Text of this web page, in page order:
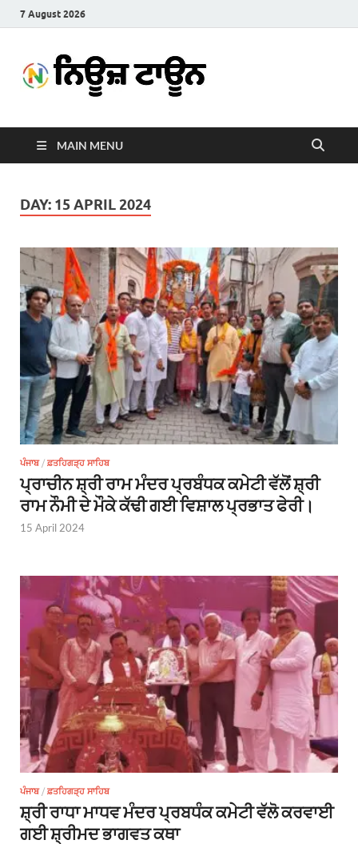
7 August 2026
Town
MAIN MENU
DAY: 15 APRIL 2024
ਪੰਜਾਬ/ ਫ਼ਤਹਿਗੜ੍ਹ ਸਾਹਿਬ
ਪ੍ਰਾਚੀਨ ਸ਼੍ਰੀ ਰਾਮ ਮੰਦਰ ਪ੍ਰਬੰਧਕ ਕਮੇਟੀ ਵੱਲੋਂ ਸ਼੍ਰੀ
ਰਾਮ ਨੌਮੀ ਦੇ ਮੌਕੇ ਕੱਢੀ ਗਈ ਵਿਸ਼ਾਲ ਪ੍ਰਭਾਤ ਫੇਰੀ।
15 April 2024
ਪੰਜਾਬ/ ਫ਼ਤਹਿਗੜ੍ਹ ਸਾਹਿਬ
ਸ਼੍ਰੀ ਰਾਧਾ ਮਾਧਵ ਮੰਦਰ ਪ੍ਰਬਧੰਕ ਕਮੇਟੀ ਵੱਲੋ ਕਰਵਾਈ
ਗਈ ਸ਼੍ਰੀਮਦ ਭਾਗਵਤ ਕਥਾ